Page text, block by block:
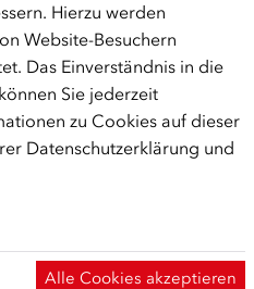
(ÖIF)
Hierzu werden
Website-Besuchern
Das Einverständnis in die
Sie jederzeit
zu Cookies auf dieser
Datenschutzerklärung und
Alle Cookies akzeptieren